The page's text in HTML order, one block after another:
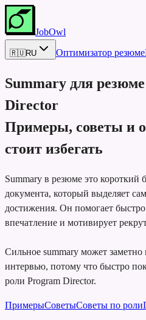
JobOwl
🇷🇺RU Оптимизатор резюме
Summary для
Director
Примеры, советы и
стоит избегать
Summary в резюме это короткий
документа, который выделяет
достижения. Он помогает
впечатление и мотивирует
Сильное summary может
интервью, потому что быстро
роли Program Director.
ПримерыСоветыСоветы по роли